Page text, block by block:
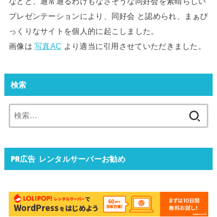
プレゼンテーションにより、同好会 と認められ、まぁび
っくりなサイトを個人的に起こしました。
画像は写真AC より適当に引用させていただきました。
検索
索:
PR広告 レンタルサーバーお勧め